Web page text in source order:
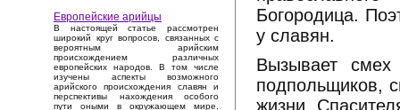
Европейские арийцы
В настоящей статье рассмотрен
широкий круг вопросов, связанных с
вероятным арийским
происхождением различных
европейских народов. В том числе
изучены аспекты возможного
арийского происхождения славян и
перспективы нахождения особого
пути оными в окружающем мире.
Богородица.
у славян.
Вызывает смех
подпольщиков,
жизни